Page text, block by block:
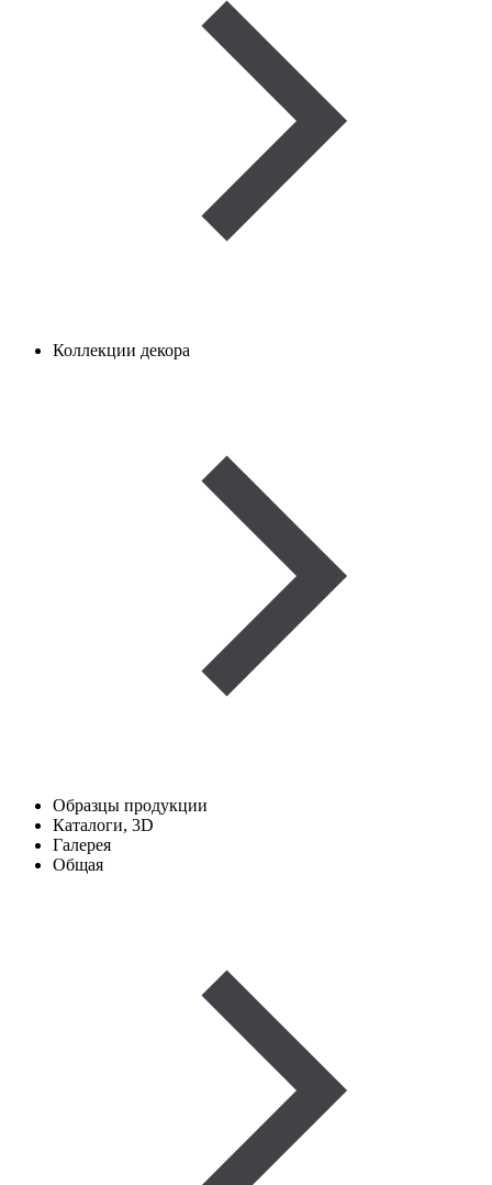
Коллекции декора
Образцы продукции
Каталоги, 3D
Галерея
Общая